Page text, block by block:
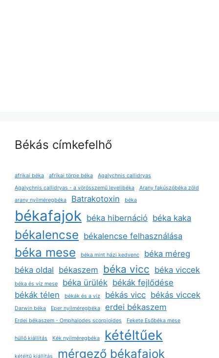
Békás címkefelhő
afrikai béka afrikai törpe béka
Agalychnis callidryas
Agalychnis callidryas - a vörösszemű levelibéka
Arany fakúszóbéka zöld
arany nyílméregbéka
Batrakotoxin béka
békafajok béka hibernáció béka kaka
békalencse békalencse felhasználása
béka mese béka mint házi kedvenc
béka méreg
béka oldal békaszem béka vicc béka viccek
béka és víz mese béka ürülék békák fejlődése
békák télen
békák és a víz békás vicc békás viccek
Darwin béka Eper nyílméregbéka erdei békaszem
Erdei békaszem - Omphalodes scorpioides Fekete Esőbéka mese
hüllő kiállítás Kék nyílméregbéka kétéltűek
kétéltű kiállítás mérgező békafajok